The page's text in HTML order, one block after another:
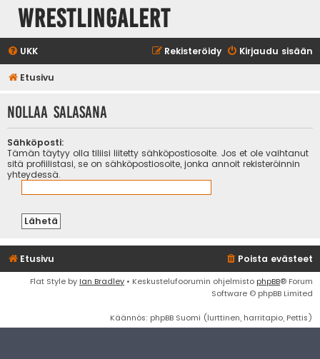
WrestlingAlert
UKK Kirjaudu sisään
Rekisteröidy
Etusivu
Nollaa salasana
Sähköposti:
Tämän täytyy olla tiliisi liitetty sähköpostiosoite. Jos et ole vaihtanut
sitä profiilistasi, se on sähköpostiosoite, jonka annoit rekisteröinnin
yhteydessä.
Etusivu Poista evästeet
Flat Style by Ian Bradley • Keskustelufoorumin ohjelmisto phpBB® Forum
Software © phpBB Limited
Käännös: phpBB Suomi (lurttinen, harritapio, Pettis)